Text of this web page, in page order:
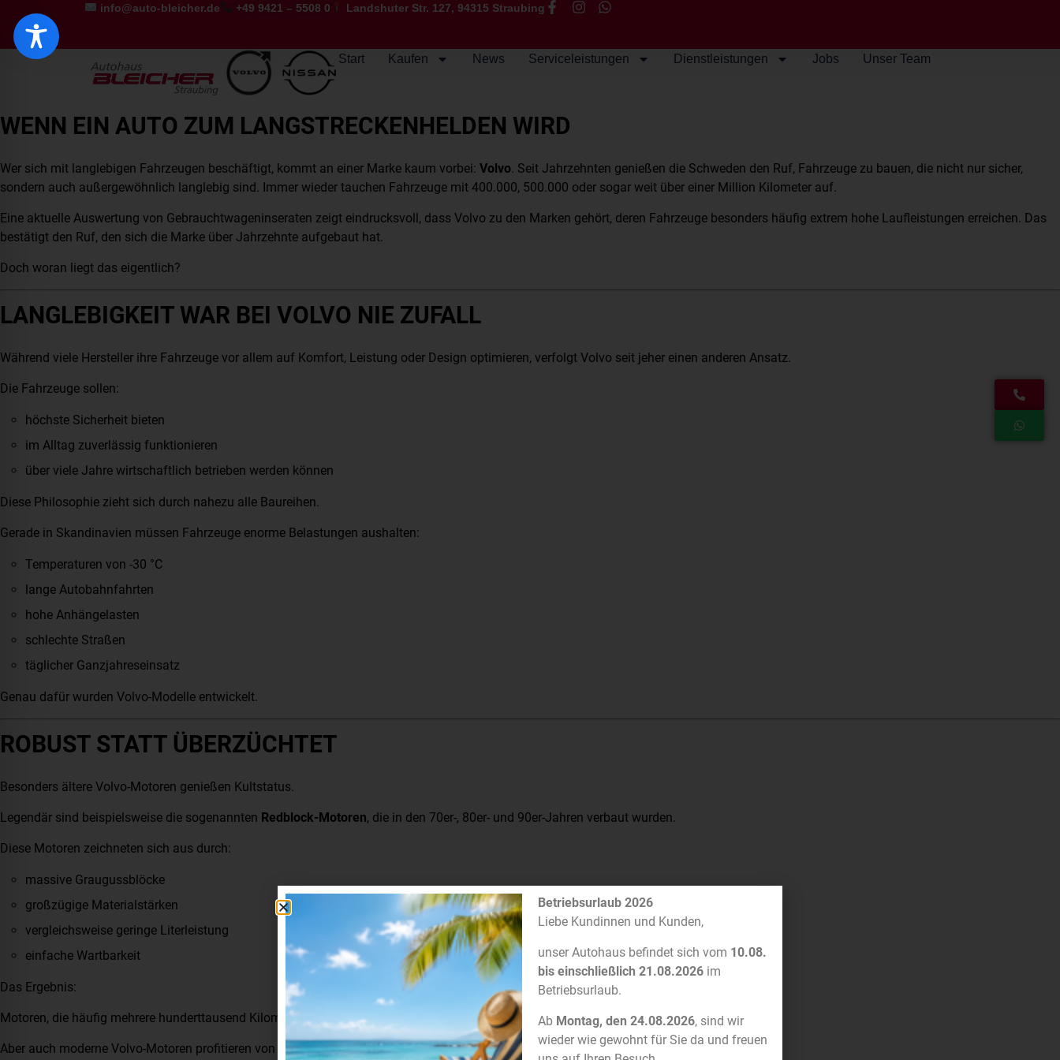
info@auto-bleicher.de +49 9421 – 5508 0 Landshuter Str. 127, 94315 Straubing
Start Kaufen News Serviceleistungen Dienstleistungen Jobs Unser Team
WENN EIN AUTO ZUM LANGSTRECKENHELDEN WIRD
Wer sich mit langlebigen Fahrzeugen beschäftigt, kommt an einer Marke kaum vorbei: Volvo. Seit Jahrzehnten genießen die Schweden den Ruf, Fahrzeuge zu bauen, die nicht nur sicher,
sondern auch außergewöhnlich langlebig sind. Immer wieder tauchen Fahrzeuge mit 400.000, 500.000 oder sogar weit über einer Million Kilometer auf.
Eine aktuelle Auswertung von Gebrauchtwageninseraten zeigt eindrucksvoll, dass Volvo zu den Marken gehört, deren Fahrzeuge besonders häufig extrem hohe Laufleistungen erreichen. Das
bestätigt den Ruf, den sich die Marke über Jahrzehnte aufgebaut hat.
Doch woran liegt das eigentlich?
LANGLEBIGKEIT WAR BEI VOLVO NIE ZUFALL
Während viele Hersteller ihre Fahrzeuge vor allem auf Komfort, Leistung oder Design optimieren, verfolgt Volvo seit jeher einen anderen Ansatz.
Die Fahrzeuge sollen:
höchste Sicherheit bieten
im Alltag zuverlässig funktionieren
über viele Jahre wirtschaftlich betrieben werden können
Diese Philosophie zieht sich durch nahezu alle Baureihen.
Gerade in Skandinavien müssen Fahrzeuge enorme Belastungen aushalten:
Temperaturen von -30 °C
lange Autobahnfahrten
hohe Anhängelasten
schlechte Straßen
täglicher Ganzjahreseinsatz
Genau dafür wurden Volvo-Modelle entwickelt.
ROBUST STATT ÜBERZÜCHTET
Besonders ältere Volvo-Motoren genießen Kultstatus.
Legendär sind beispielsweise die sogenannten Redblock-Motoren, die in den 70er-, 80er- und 90er-Jahren verbaut wurden.
Diese Motoren zeichneten sich aus durch:
massive Graugussblöcke
großzügige Materialstärken
vergleichsweise geringe Literleistung
einfache Wartbarkeit
Das Ergebnis:
Motoren, die häufig mehrere hunderttausend Kilometer ohne Grundüberholung absolvieren.
Aber auch moderne Volvo-Motoren profitieren von jahrzehntelanger Erfahrung in Entwicklung und Fertigung.
Betriebsurlaub 2026
Liebe Kundinnen und Kunden,
unser Autohaus befindet sich vom 10.08.
bis einschließlich 21.08.2026 im
Betriebsurlaub.
Ab Montag, den 24.08.2026, sind wir
wieder wie gewohnt für Sie da und freuen